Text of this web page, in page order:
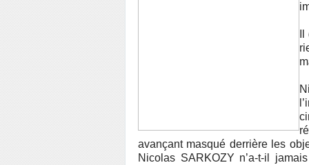
avançant masqué derrière les
Nicolas SARKOZY n’a-t-il